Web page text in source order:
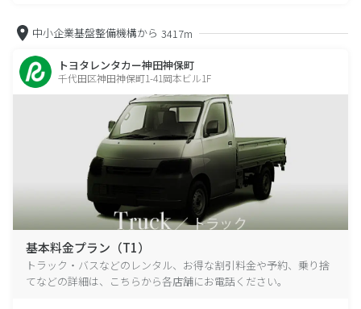
中小企業基盤整備機構から 3417m
トヨタレンタカー神田神保町
千代田区神田神保町1-41岡本ビル1F
基本料金プラン（T1）
トラック・バスなどのレンタル、お得な割引料金や予約、乗り捨
てなどの詳細は、こちらから各店舗にお電話ください。